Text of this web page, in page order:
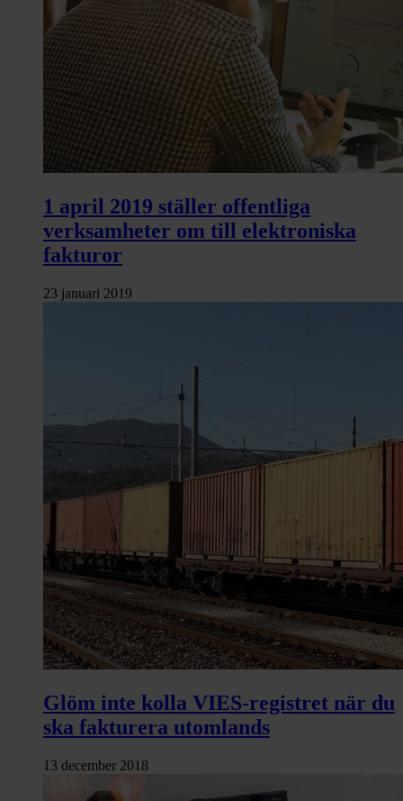
1 april 2019 ställer offentliga
verksamheter om till elektroniska
fakturor
23 januari 2019
Glöm inte kolla VIES-registret när du
ska fakturera utomlands
13 december 2018